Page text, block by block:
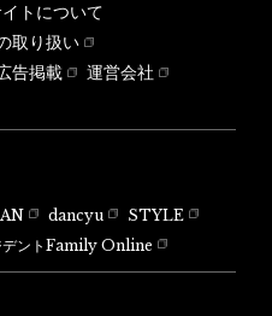
トについて
取り扱い
告掲載
運営会社
dancyu
STYLE
デントFamily Online